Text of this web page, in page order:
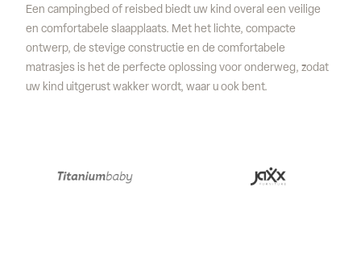
Een campingbed of reisbed biedt uw kind overal een veilige
en comfortabele slaapplaats. Met het lichte, compacte
ontwerp, de stevige constructie en de comfortabele
matrasjes is het de perfecte oplossing voor onderweg, zodat
uw kind uitgerust wakker wordt, waar u ook bent.